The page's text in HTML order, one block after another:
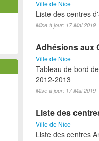
Ville de Nice
Liste des centres
Mise à jour: 17 Mai 2019
Adhésions aux
Ville de Nice
Tableau de bord
2012-2013
Mise à jour: 17 Mai 2019
Liste des
Ville de Nice
Liste des centres